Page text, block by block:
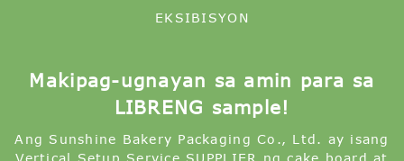
EKSIBISYON
Makipag-ugnayan sa amin para sa
LIBRENG sample!
Ang Sunshine Bakery Packaging Co., Ltd. ay isang